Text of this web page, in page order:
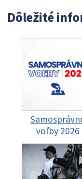
Dôležité
voľby 2026